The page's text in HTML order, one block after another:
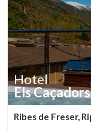
Hotel
Els
Ribes de Freser,